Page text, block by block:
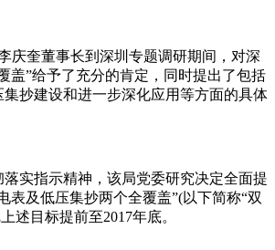
庆奎董事长到深圳专题调研期间，对深
盖”给予了充分的肯定，同时提出了包括
抄建设和进一步深化应用等方面的具体
实指示精神，该局党委研究决定全面提
表及低压集抄两个全覆盖”(以下简称“双
述目标提前至2017年底。